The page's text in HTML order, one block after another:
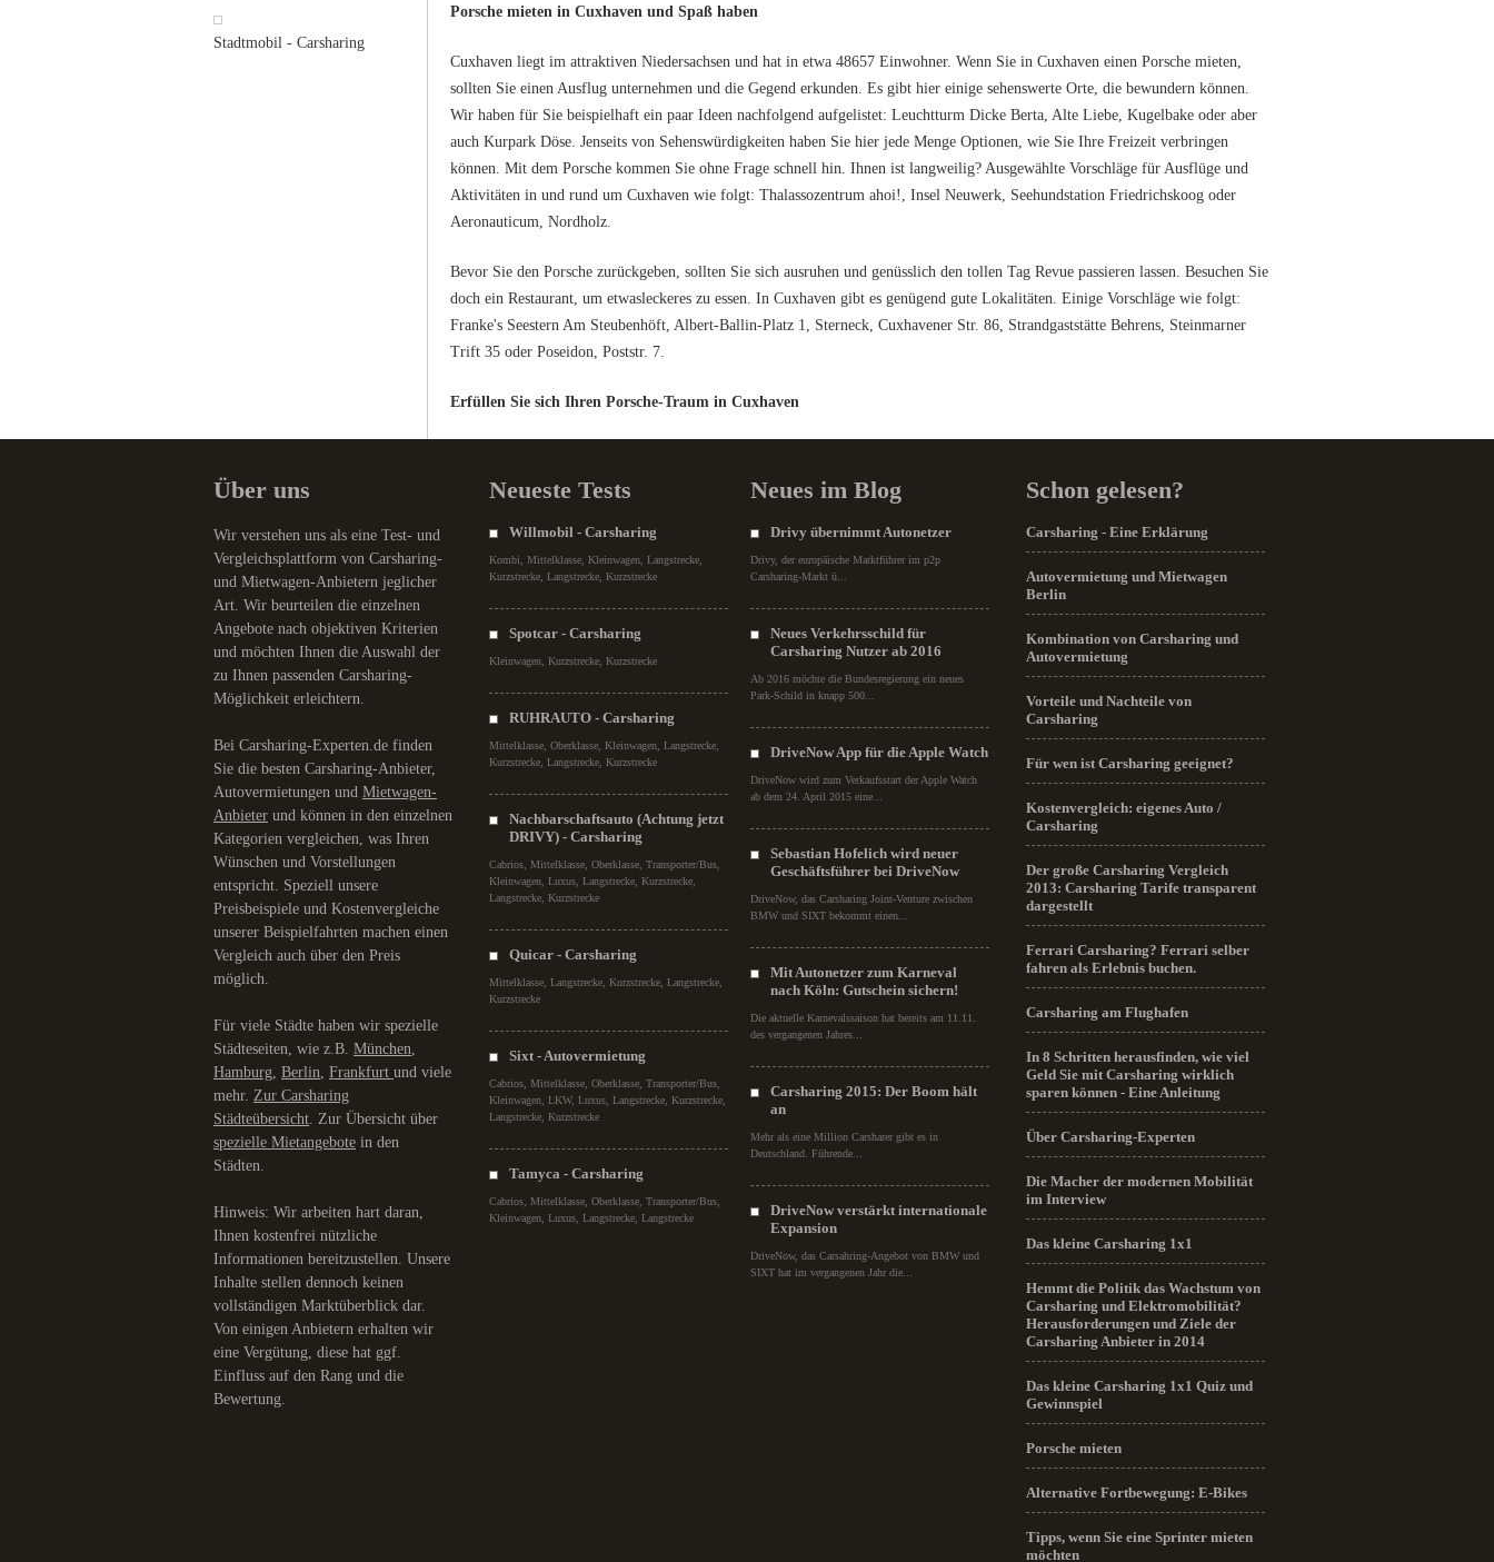
Porsche mieten in Cuxhaven und Spaß haben
Cuxhaven liegt im attraktiven Niedersachsen und hat in etwa 48657 Einwohner. Wenn Sie in Cuxhaven einen Porsche mieten,
sollten Sie einen Ausflug unternehmen und die Gegend erkunden. Es gibt hier einige sehenswerte Orte, die bewundern können.
Wir haben für Sie beispielhaft ein paar Ideen nachfolgend aufgelistet: Leuchtturm Dicke Berta, Alte Liebe, Kugelbake oder aber
auch Kurpark Döse. Jenseits von Sehenswürdigkeiten haben Sie hier jede Menge Optionen, wie Sie Ihre Freizeit verbringen
können. Mit dem Porsche kommen Sie ohne Frage schnell hin. Ihnen ist langweilig? Ausgewählte Vorschläge für Ausflüge und
Aktivitäten in und rund um Cuxhaven wie folgt: Thalassozentrum ahoi!, Insel Neuwerk, Seehundstation Friedrichskoog oder
Aeronauticum, Nordholz.
Bevor Sie den Porsche zurückgeben, sollten Sie sich ausruhen und genüsslich den tollen Tag Revue passieren lassen. Besuchen Sie
doch ein Restaurant, um etwasleckeres zu essen. In Cuxhaven gibt es genügend gute Lokalitäten. Einige Vorschläge wie folgt:
Franke's Seestern Am Steubenhöft, Albert-Ballin-Platz 1, Sterneck, Cuxhavener Str. 86, Strandgaststätte Behrens, Steinmarner
Trift 35 oder Poseidon, Poststr. 7.
Erfüllen Sie sich Ihren Porsche-Traum in Cuxhaven
Stadtmobil - Carsharing
Über uns
Wir verstehen uns als eine Test- und
Vergleichsplattform von Carsharing-
und Mietwagen-Anbietern jeglicher
Art. Wir beurteilen die einzelnen
Angebote nach objektiven Kriterien
und möchten Ihnen die Auswahl der
zu Ihnen passenden Carsharing-
Möglichkeit erleichtern.
Bei Carsharing-Experten.de finden
Sie die besten Carsharing-Anbieter,
Autovermietungen und Mietwagen-
Anbieter und können in den einzelnen
Kategorien vergleichen, was Ihren
Wünschen und Vorstellungen
entspricht. Speziell unsere
Preisbeispiele und Kostenvergleiche
unserer Beispielfahrten machen einen
Vergleich auch über den Preis
möglich.
Für viele Städte haben wir spezielle
Städteseiten, wie z.B. München,
Hamburg, Berlin, Frankfurt und viele
mehr. Zur Carsharing
Städteübersicht. Zur Übersicht über
spezielle Mietangebote in den
Städten.
Hinweis: Wir arbeiten hart daran,
Ihnen kostenfrei nützliche
Informationen bereitzustellen. Unsere
Inhalte stellen dennoch keinen
vollständigen Marktüberblick dar.
Von einigen Anbietern erhalten wir
eine Vergütung, diese hat ggf.
Einfluss auf den Rang und die
Bewertung.
Neueste Tests
Willmobil - Carsharing
Kombi, Mittelklasse, Kleinwagen, Langstrecke,
Kurzstrecke, Langstrecke, Kurzstrecke
Spotcar - Carsharing
Kleinwagen, Kurzstrecke, Kurzstrecke
RUHRAUTO - Carsharing
Mittelklasse, Oberklasse, Kleinwagen, Langstrecke,
Kurzstrecke, Langstrecke, Kurzstrecke
Nachbarschaftsauto (Achtung jetzt
DRIVY) - Carsharing
Cabrios, Mittelklasse, Oberklasse, Transporter/Bus,
Kleinwagen, Luxus, Langstrecke, Kurzstrecke,
Langstrecke, Kurzstrecke
Quicar - Carsharing
Mittelklasse, Langstrecke, Kurzstrecke, Langstrecke,
Kurzstrecke
Sixt - Autovermietung
Cabrios, Mittelklasse, Oberklasse, Transporter/Bus,
Kleinwagen, LKW, Luxus, Langstrecke, Kurzstrecke,
Langstrecke, Kurzstrecke
Tamyca - Carsharing
Cabrios, Mittelklasse, Oberklasse, Transporter/Bus,
Kleinwagen, Luxus, Langstrecke, Langstrecke
Neues im Blog
Drivy übernimmt Autonetzer
Drivy, der europäische Marktführer im p2p
Carsharing-Markt ü...
Neues Verkehrsschild für
Carsharing Nutzer ab 2016
Ab 2016 möchte die Bundesregierung ein neues
Park-Schild in knapp 500...
DriveNow App für die Apple Watch
DriveNow wird zum Verkaufsstart der Apple Watch
ab dem 24. April 2015 eine...
Sebastian Hofelich wird neuer
Geschäftsführer bei DriveNow
DriveNow, das Carsharing Joint-Venture zwischen
BMW und SIXT bekommt einen...
Mit Autonetzer zum Karneval
nach Köln: Gutschein sichern!
Die aktuelle Karnevalssaison hat bereits am 11.11.
des vergangenen Jahres...
Carsharing 2015: Der Boom hält
an
Mehr als eine Million Carsharer gibt es in
Deutschland. Führende...
DriveNow verstärkt internationale
Expansion
DriveNow, das Carsahring-Angebot von BMW und
SIXT hat im vergangenen Jahr die...
Schon gelesen?
Carsharing - Eine Erklärung
Autovermietung und Mietwagen
Berlin
Kombination von Carsharing und
Autovermietung
Vorteile und Nachteile von
Carsharing
Für wen ist Carsharing geeignet?
Kostenvergleich: eigenes Auto /
Carsharing
Der große Carsharing Vergleich
2013: Carsharing Tarife transparent
dargestellt
Ferrari Carsharing? Ferrari selber
fahren als Erlebnis buchen.
Carsharing am Flughafen
In 8 Schritten herausfinden, wie viel
Geld Sie mit Carsharing wirklich
sparen können - Eine Anleitung
Über Carsharing-Experten
Die Macher der modernen Mobilität
im Interview
Das kleine Carsharing 1x1
Hemmt die Politik das Wachstum von
Carsharing und Elektromobilität?
Herausforderungen und Ziele der
Carsharing Anbieter in 2014
Das kleine Carsharing 1x1 Quiz und
Gewinnspiel
Porsche mieten
Alternative Fortbewegung: E-Bikes
Tipps, wenn Sie eine Sprinter mieten
möchten